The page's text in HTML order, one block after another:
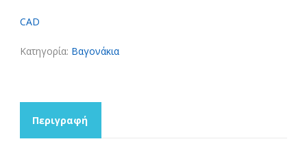
CAD
Κατηγορία: Βαγονάκια
Περιγραφή